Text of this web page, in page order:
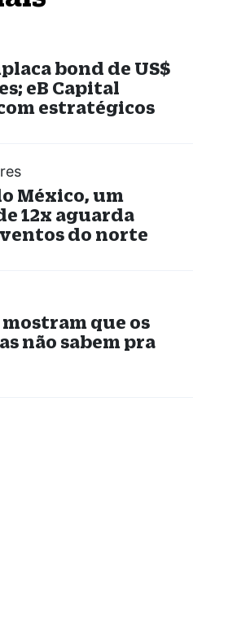
bond de US$
eB Capital
estratégicos
México, um
12x aguarda
do norte
que os
não sabem pra